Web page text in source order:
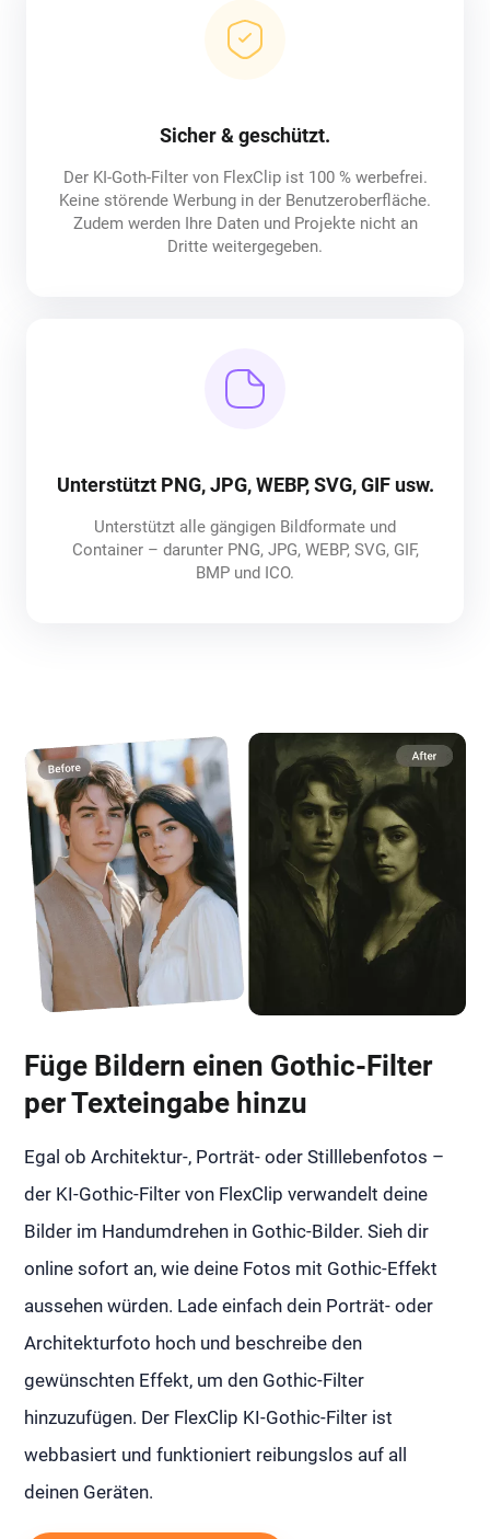
Sicher & geschützt.
Der KI-Goth-Filter von FlexClip ist 100 % werbefrei.
Keine störende Werbung in der Benutzeroberfläche.
Zudem werden Ihre Daten und Projekte nicht an
Dritte weitergegeben.
Unterstützt PNG, JPG, WEBP, SVG, GIF usw.
Unterstützt alle gängigen Bildformate und
Container – darunter PNG, JPG, WEBP, SVG, GIF,
BMP und ICO.
Füge Bildern einen Gothic-Filter
per Texteingabe hinzu
Egal ob Architektur-, Porträt- oder Stilllebenfotos –
der KI-Gothic-Filter von FlexClip verwandelt deine
Bilder im Handumdrehen in Gothic-Bilder. Sieh dir
online sofort an, wie deine Fotos mit Gothic-Effekt
aussehen würden. Lade einfach dein Porträt- oder
Architekturfoto hoch und beschreibe den
gewünschten Effekt, um den Gothic-Filter
hinzuzufügen. Der FlexClip KI-Gothic-Filter ist
webbasiert und funktioniert reibungslos auf all
deinen Geräten.